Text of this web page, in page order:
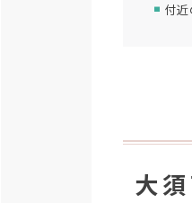
付近
大